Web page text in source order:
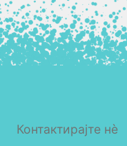
Контактирајте нè